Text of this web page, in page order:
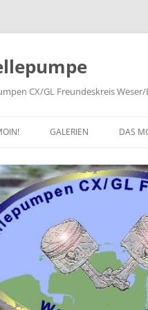
CX/GL Freundeskreis Weser/
GALERIEN
2025
2024
2023
2022
2019
DAS